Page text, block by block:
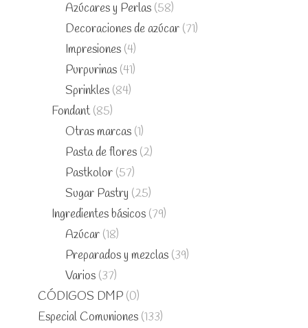
Azúcares y Perlas (58)
Decoraciones de azúcar (71)
Impresiones (4)
Purpurinas (41)
Sprinkles (84)
Fondant (85)
Otras marcas (1)
Pasta de flores (2)
Pastkolor (57)
Sugar Pastry (25)
Ingredientes básicos (79)
Azúcar (18)
Preparados y mezclas (39)
Varios (37)
CÓDIGOS DMP (0)
Especial Comuniones (133)